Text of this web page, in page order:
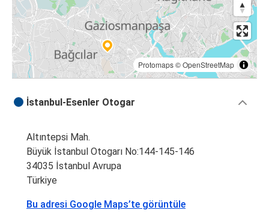
Protomaps©OpenStreetMap
İstanbul-Esenler Otogar
Altıntepsi Mah.
Büyük İstanbul Otogarı No:144-145-146
34035 İstanbul Avrupa
Türkiye
Bu adresi Google Maps’te görüntüle